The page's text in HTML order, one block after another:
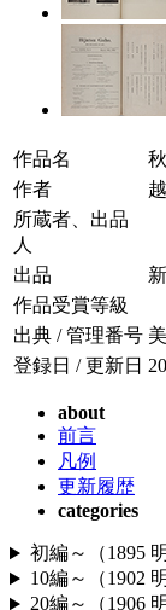
作品名
作者
所蔵者、出品
人
出品
作品受賞等級
出典 / 管理番号
登録日 / 更新日
about
前言
凡例
更新履歴
categories
初編～（1895
10編～（1902
20編～（1906